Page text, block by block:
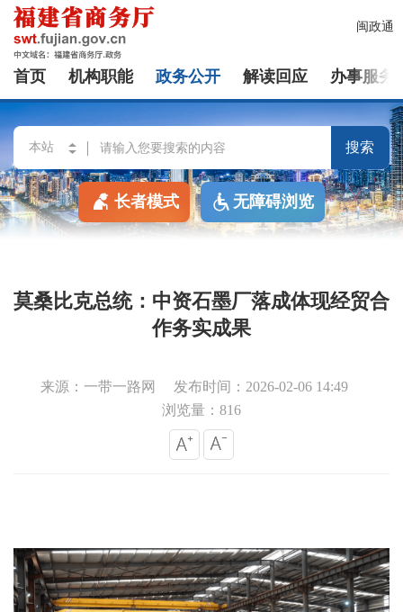
闽政通
首页 机构职能 政务公开 解读回应 办事服务
搜索
长者模式 无障碍浏览
莫桑比克总统：中资石墨厂落成体现经贸合
作务实成果
来源：一带一路网
发布时间：2026-02-06 14:49
浏览量：816